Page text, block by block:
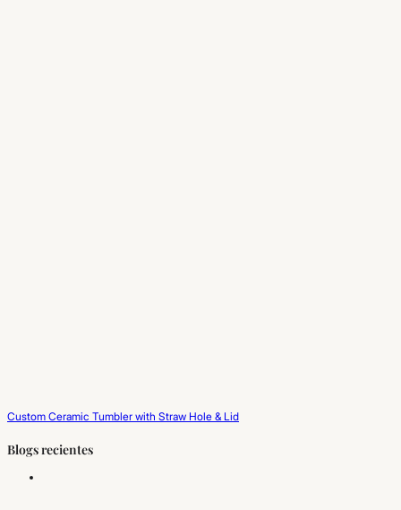
Custom Ceramic Tumbler with Straw Hole & Lid
Blogs recientes